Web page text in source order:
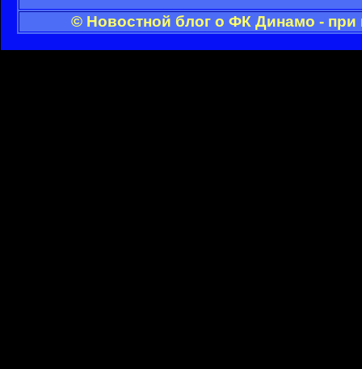
© Новостной блог о ФК Динамо - при